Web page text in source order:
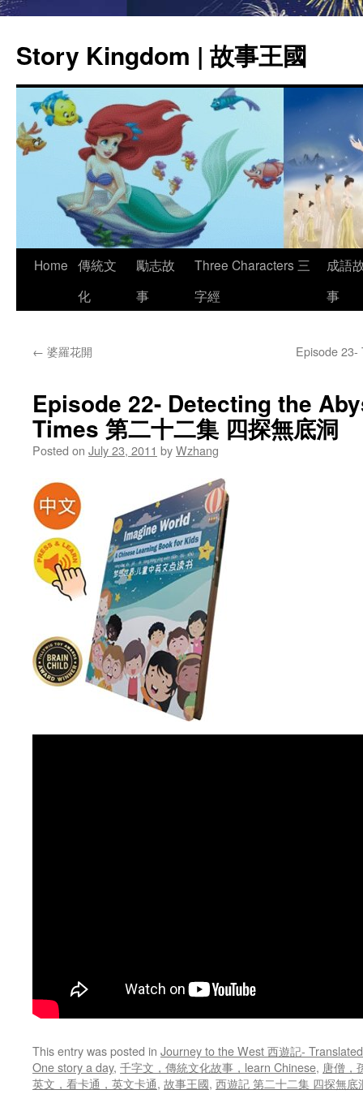
Story Kingdom | 故事王國
Skip
Home 傳統文
化
勵志故
事
Three Characters 三
字經
成語
事
← 婆羅花開 Episode 23-
Episode 22- Detecting the
Times 第二十二集 四探無底洞
Posted on July 23, 2011 byWzhang
This entry was posted in Journey to the West 西遊記- Translated
One story a day, 千字文，傳統文化故事，learn Chinese, 唐僧，
英文，看卡通，英文卡通, 故事王國, 西遊記 第二十二集 四探無底